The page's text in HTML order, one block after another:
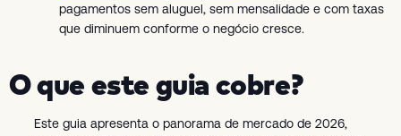
pagamentos sem aluguel, sem mensalidade e com taxas
que diminuem conforme o negócio cresce.
O que este guia cobre?
Este guia apresenta o panorama de mercado de 2026,